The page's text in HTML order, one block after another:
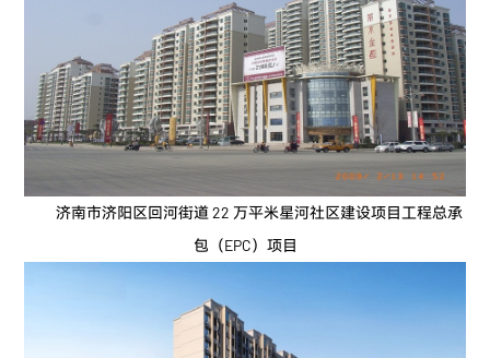
济南市济阳区回河街道 22 万平米星河社区建设项目工程总承
包（EPC）项目